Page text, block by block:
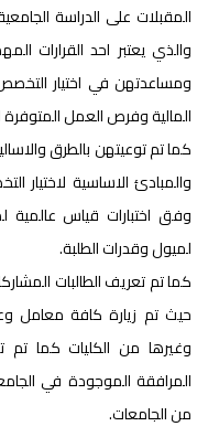
المقبلات على الدراسة
والذي يعتبر احد القرارات
ومساعدتهن في اختيار
المالية وفرص العمل
كما تم توعيتهن بالطرق
والمبادئ الاساسية لاختيار
وفق اختبارات قياس عالمية
لميول وقدرات الطلبة.
كما تم تعريف الطالبات
حيث تم زيارة كافة معامل
وغيرها من الكليات كما تم
المرافقة الموجودة في
من الجامعات.